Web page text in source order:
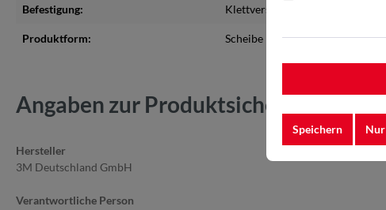
Befestigung: Klettverschluss
Produktform: Scheibe
Angaben zur Produktsicherheit
Hersteller
3M Deutschland GmbH
Verantwortliche Person
Speichern